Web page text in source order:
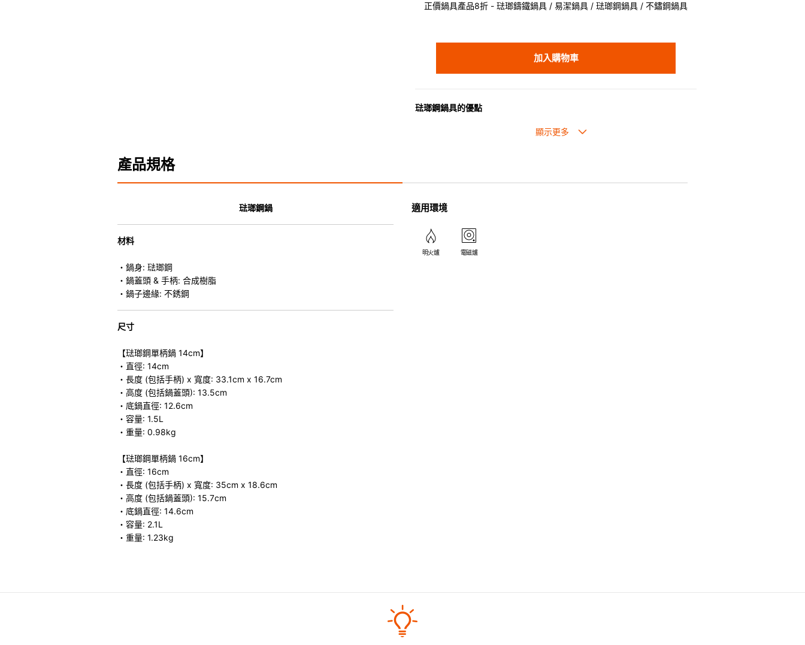
正價鍋具產品8折 - 琺瑯鑄鐵鍋具 / 易潔鍋具 / 琺瑯鋼鍋具 / 不鏽鋼鍋具
加入購物車
琺瑯鋼鍋具的優點
產品規格
琺瑯鋼鍋
材料
・鍋身: 琺瑯鋼
・鍋蓋頭 & 手柄: 合成樹脂
・鍋子邊緣: 不銹鋼
尺寸
【琺瑯鋼單柄鍋 14cm】
・直徑: 14cm
・長度 (包括手柄) x 寬度: 33.1cm x 16.7cm
・高度 (包括鍋蓋頭): 13.5cm
・底鍋直徑: 12.6cm
・容量: 1.5L
・重量: 0.98kg
【琺瑯鋼單柄鍋 16cm】
・直徑: 16cm
・長度 (包括手柄) x 寬度: 35cm x 18.6cm
・高度 (包括鍋蓋頭): 15.7cm
・底鍋直徑: 14.6cm
・容量: 2.1L
・重量: 1.23kg
適用環境
明火爐 電磁爐